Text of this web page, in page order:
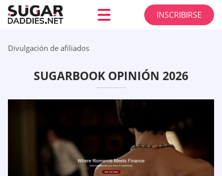
INSCRIBIRSE
Divulgación de afiliados
SUGARBOOK OPINIÓN 2026